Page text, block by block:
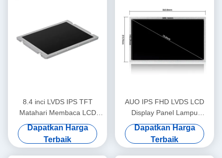
8.4 inci LVDS IPS TFT
Matahari Membaca LCD
Monitor layar 1200nits
Dapatkan Harga
Terbaik
AUO IPS FHD LVDS LCD
Display Panel Lampu
Matahari Membaca Layar
1920x1080 15.6 Inch
Dapatkan Harga
Terbaik